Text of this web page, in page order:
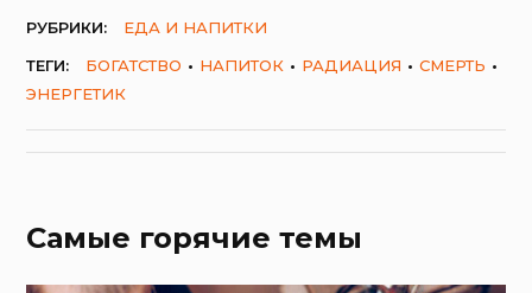
РУБРИКИ:
ЕДА И НАПИТКИ
ТЕГИ:
БОГАТСТВО НАПИТОК РАДИАЦИЯ
СМЕРТЬ
ЭНЕРГЕТИК
Самые горячие темы